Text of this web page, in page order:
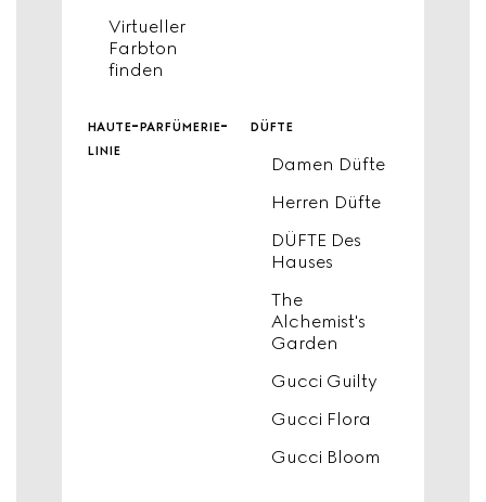
Virtueller
Farbton
finden
haute-parfümerie-
linie
düfte
Damen Düfte
Herren Düfte
DÜFTE Des
Hauses
The
Alchemist's
Garden
Gucci Guilty
Gucci Flora
Gucci Bloom